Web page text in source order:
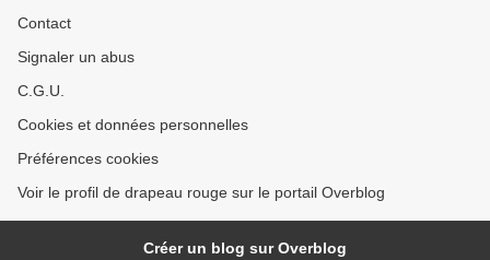
Contact
Signaler un abus
C.G.U.
Cookies et données personnelles
Préférences cookies
Voir le profil de drapeau rouge sur le portail Overblog
Créer un blog sur Overblog